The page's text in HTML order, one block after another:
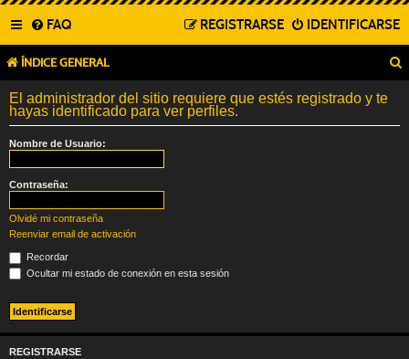
FAQ IDENTIFICARSE
REGISTRARSE
ÍNDICE GENERAL
El administrador del sitio requiere que estés registrado y te
hayas identificado para ver perfiles.
Nombre de Usuario:
Contraseña:
Olvidé mi contraseña
Reenviar email de activación
Recordar
Ocultar mi estado de conexión en esta sesión
REGISTRARSE